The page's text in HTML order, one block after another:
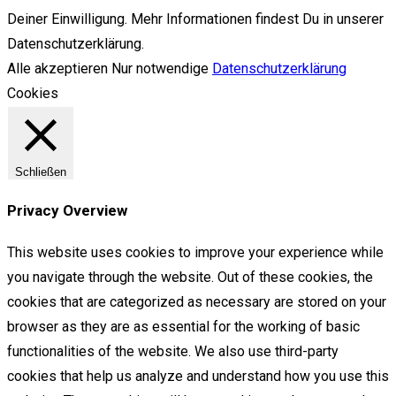
Deiner Einwilligung. Mehr Informationen findest Du in unserer
Datenschutzerklärung.
Alle akzeptieren Nur notwendige Datenschutzerklärung
Cookies
Schließen
Privacy Overview
This website uses cookies to improve your experience while
you navigate through the website. Out of these cookies, the
cookies that are categorized as necessary are stored on your
browser as they are as essential for the working of basic
functionalities of the website. We also use third-party
cookies that help us analyze and understand how you use this